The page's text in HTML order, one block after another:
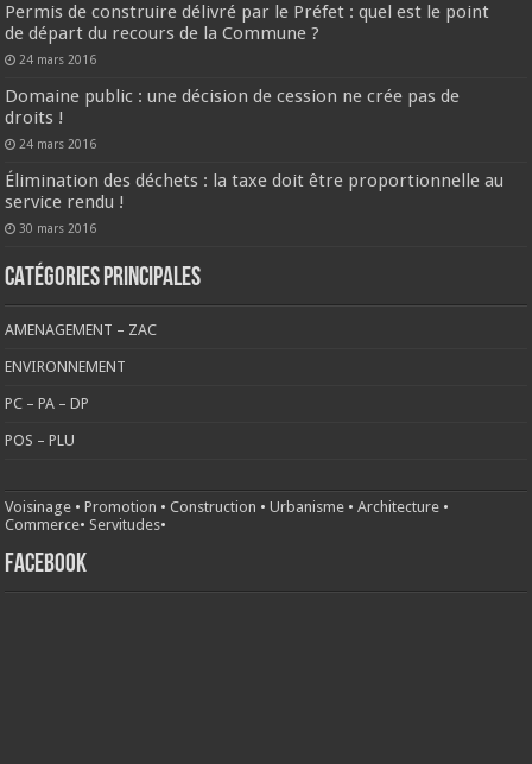
Permis de construire délivré par le Préfet : quel est le point
de départ du recours de la Commune ?
24 mars 2016
Domaine public : une décision de cession ne crée pas de
droits !
24 mars 2016
Élimination des déchets : la taxe doit être proportionnelle au
service rendu !
30 mars 2016
CATÉGORIES PRINCIPALES
AMENAGEMENT – ZAC
ENVIRONNEMENT
PC – PA – DP
POS – PLU
Voisinage •Promotion •Construction •Urbanisme •Architecture •
Commerce• Servitudes•
FACEBOOK